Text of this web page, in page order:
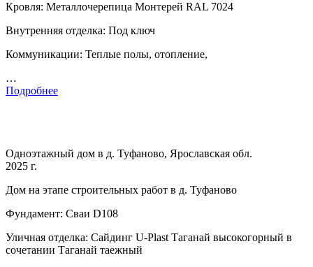
Кровля: Металлочерепица Монтерей RAL 7024
Внутренняя отделка: Под ключ
Коммуникации: Теплые полы, отопление,
…
Подробнее
Одноэтажный дом в д. Туфаново, Ярославская обл.
2025 г.
Дом на этапе строительных работ в д. Туфаново
Фундамент: Сваи D108
Уличная отделка: Сайдинг U-Plast Таганай высокогорный в
сочетании Таганай таежный